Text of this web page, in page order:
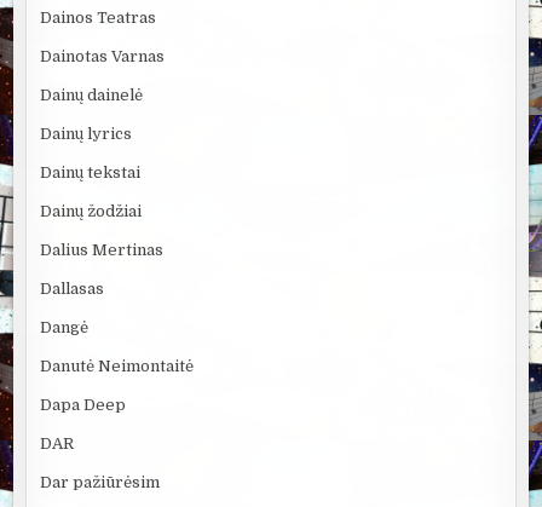
Dainos Teatras
Dainotas Varnas
Dainų dainelė
Dainų lyrics
Dainų tekstai
Dainų žodžiai
Dalius Mertinas
Dallasas
Dangė
Danutė Neimontaitė
Dapa Deep
DAR
Dar pažiūrėsim